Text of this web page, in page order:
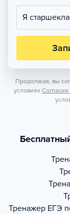
Я
Продолжая, вы
условиях
Тренажер ЕГЭ